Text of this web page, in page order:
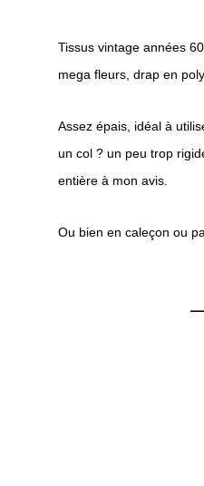
Tissus vintage années
mega fleurs, drap en
Assez épais, idéal à
un col ? un peu trop
entière à mon avis.
Ou bien en caleçon ou